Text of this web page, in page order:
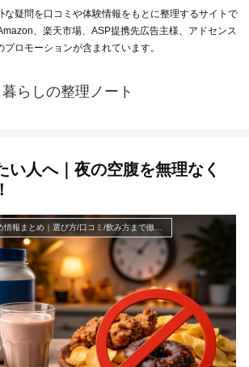
な疑問を口コミや体験情報をもとに整理するサイトで
、楽天市場、ASP提携先広告主様、アドセンス
プロモーションが含まれています。
暮らしの整理ノート
い人へ｜夜の空腹を無理なく
ホエイプロテインおすすめ情報まとめ｜選び方/口コミ/飲み方まで徹底解説！